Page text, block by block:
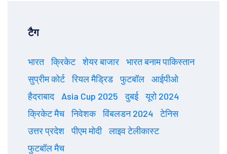
टैग
भारत क्रिकेट शेयर बाजार
भारत बनाम पाकिस्तान
सुप्रीम कोर्ट
रियल मैड्रिड फुटबॉल
आईपीओ
हैदराबाद
Asia Cup 2025 दुबई
यूरो 2024
क्रिकेट मैच
निवेशक विंबलडन 2024
टेनिस
उत्तर प्रदेश
पीएम मोदी
लाइव टेलीकास्ट
फुटबॉल मैच